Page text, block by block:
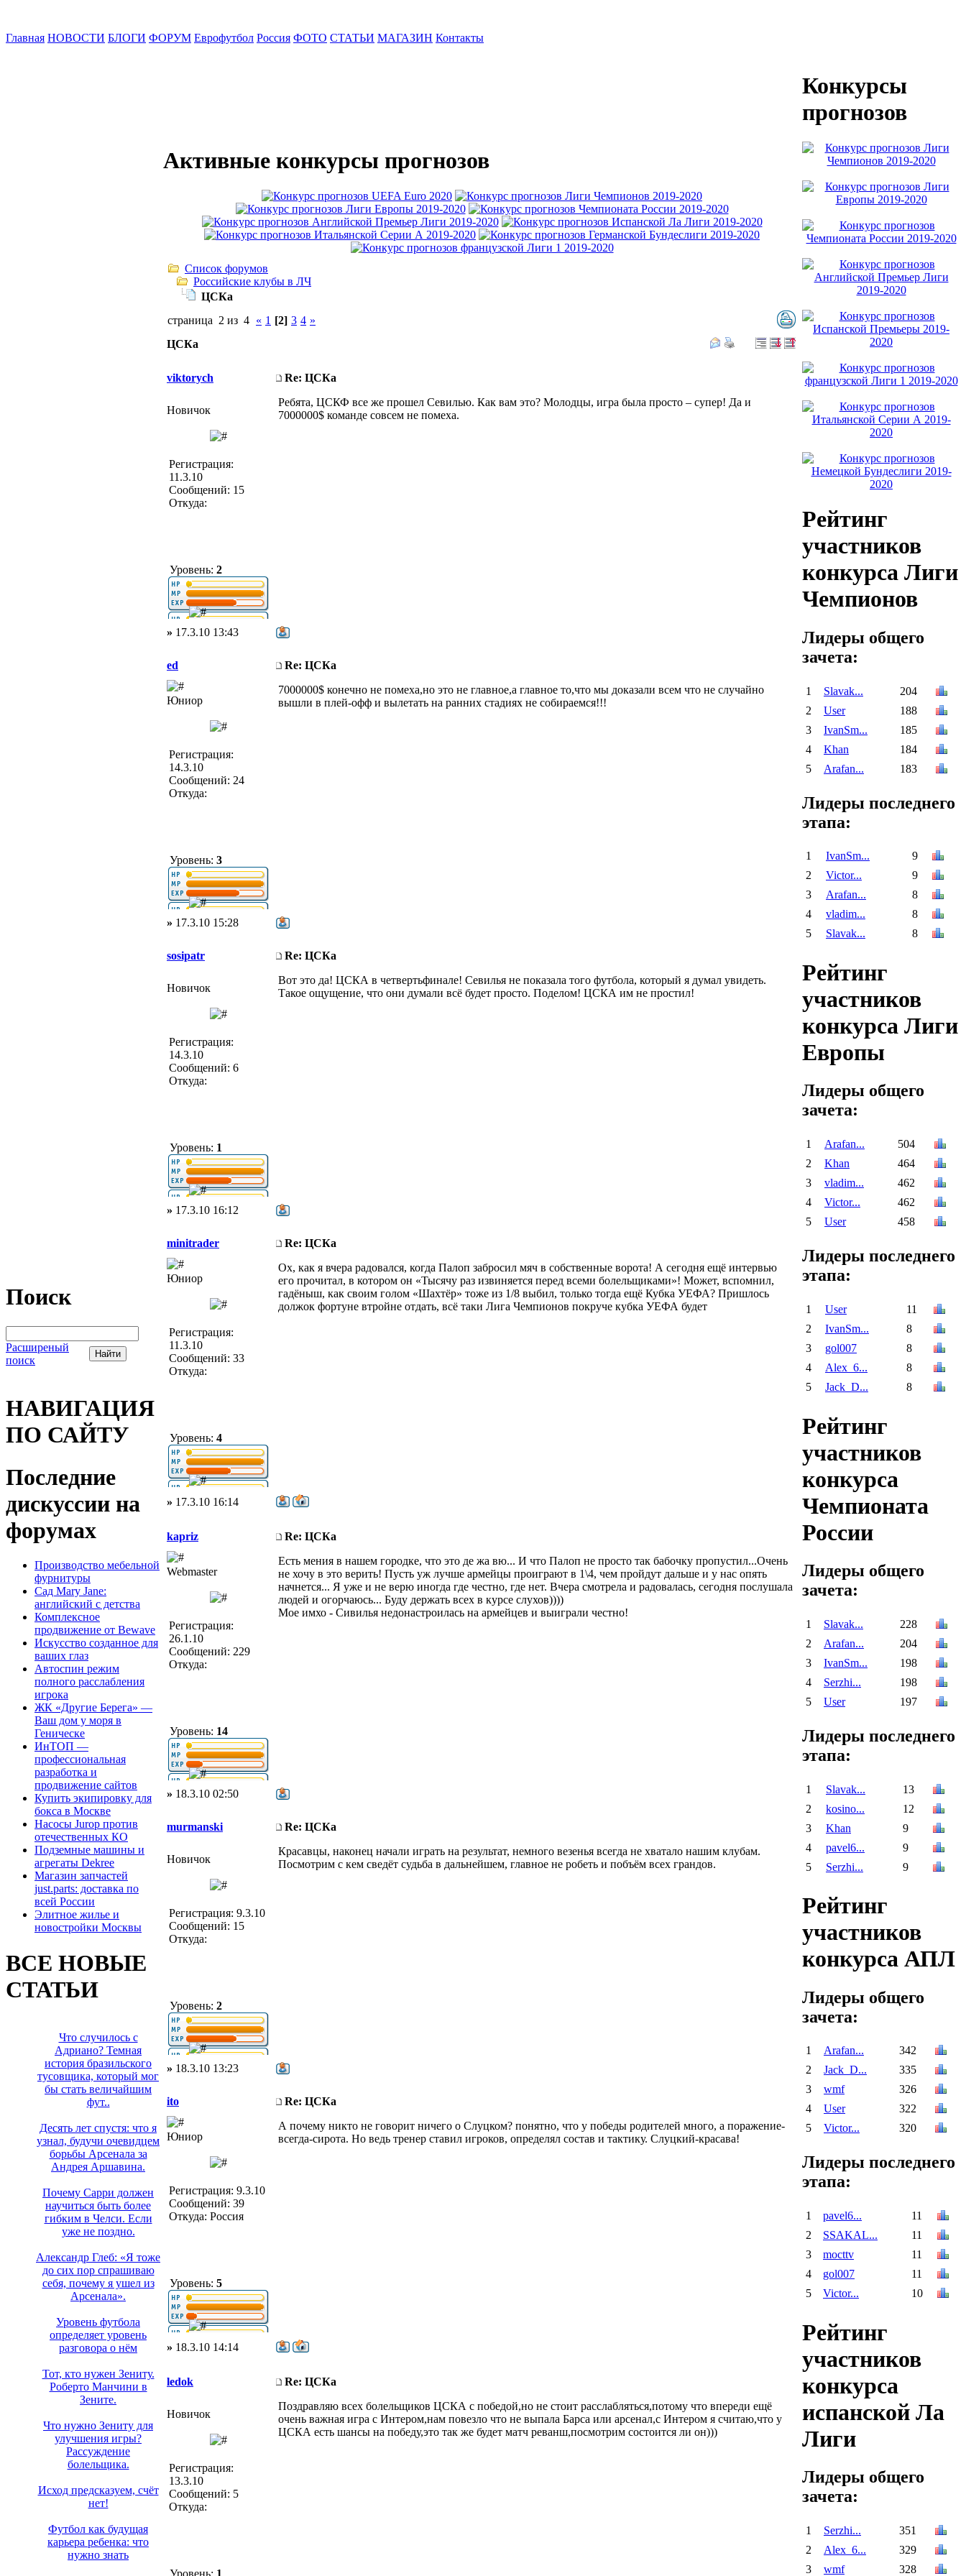
Главная НОВОСТИ БЛОГИ ФОРУМ Еврофутбол Россия ФОТО СТАТЬИ МАГАЗИН Контакты
Поиск
Расширеный
поиск
НАВИГАЦИЯ
ПО САЙТУ
Последние
дискуссии на
форумах
Производство мебельной
фурнитуры
Сад Mary Jane:
английский с детства
Комплексное
продвижение от Bewave
Искусство созданное для
ваших глаз
Автоспин режим
полного расслабления
игрока
ЖК «Другие Берега» —
Ваш дом у моря в
Геническе
ИнТОП —
профессиональная
разработка и
продвижение сайтов
Купить экипировку для
бокса в Москве
Насосы Jurop против
отечественных КО
Подземные машины и
агрегаты Dekree
Магазин запчастей
just.parts: доставка по
всей России
Элитное жилье и
новостройки Москвы
ВСЕ НОВЫЕ
СТАТЬИ
Что случилось с
Адриано? Темная
история бразильского
тусовщика, который мог
бы стать величайшим
фут..
Десять лет спустя: что я
узнал, будучи очевидцем
борьбы Арсенала за
Андрея Аршавина.
Почему Сарри должен
научиться быть более
гибким в Челси. Если
уже не поздно.
Александр Глеб: «Я тоже
до сих пор спрашиваю
себя, почему я ушел из
Арсенала».
Уровень футбола
определяет уровень
разговора о нём
Тот, кто нужен Зениту.
Роберто Манчини в
Зените.
Что нужно Зениту для
улучшения игры?
Рассуждение
болельщика.
Исход предсказуем, счёт
нет!
Футбол как будущая
карьера ребенка: что
нужно знать
Активные конкурсы прогнозов
Список форумов
Российские клубы в ЛЧ
ЦСКа
страница 2 из 4 « 1 [2] 3 4 »
ЦСКа
viktorych Re: ЦСКа
Новичок
Регистрация:
11.3.10
Сообщений: 15
Откуда:
Уровень: 2
Ребята, ЦСКФ все же прошел Севилью. Как вам это? Молодцы, игра была просто – супер! Да и
7000000$ команде совсем не помеха.
» 17.3.10 13:43
ed Re: ЦСКа
Юниор
Регистрация:
14.3.10
Сообщений: 24
Откуда:
Уровень: 3
7000000$ конечно не помеха,но это не главное,а главное то,что мы доказали всем что не случайно
вышли в плей-офф и вылетать на ранних стадиях не собираемся!!!
» 17.3.10 15:28
sosipatr Re: ЦСКа
Новичок
Регистрация:
14.3.10
Сообщений: 6
Откуда:
Уровень: 1
Вот это да! ЦСКА в четвертьфинале! Севилья не показала того футбола, который я думал увидеть.
Такое ощущение, что они думали всё будет просто. Поделом! ЦСКА им не простил!
» 17.3.10 16:12
minitrader Re: ЦСКа
Юниор
Регистрация:
11.3.10
Сообщений: 33
Откуда:
Уровень: 4
Ох, как я вчера радовался, когда Палоп забросил мяч в собственные ворота! А сегодня ещё интервью
его прочитал, в котором он «Тысячу раз извиняется перед всеми болельщиками»! Может, вспомнил,
гадёныш, как своим голом «Шахтёр» тоже из 1/8 выбил, только тогда ещё Кубка УЕФА? Пришлось
должок фортуне втройне отдать, всё таки Лига Чемпионов покруче кубка УЕФА будет
» 17.3.10 16:14
kapriz Re: ЦСКа
Webmaster
Регистрация:
26.1.10
Сообщений: 229
Откуда:
Уровень: 14
Есть мения в нашем городке, что это де жа вю... И что Палоп не просто так бабочку пропустил...Очень
не хочу в это верить! Пусть уж лучше армейцы проиграют в 1\4, чем пройдут дальше и у нас опять
начнется... Я уже и не верю иногда где честно, где нет. Вчера смотрела и радовалась, сегодня послушала
людей и огорчаюсь... Буду держать всех в курсе слухов))))
Мое имхо - Сивилья недонастроилась на армейцев и выиграли честно!
» 18.3.10 02:50
murmanski Re: ЦСКа
Новичок
Регистрация: 9.3.10
Сообщений: 15
Откуда:
Уровень: 2
Красавцы, наконец начали играть на результат, немного везенья всегда не хватало нашим клубам.
Посмотрим с кем сведёт судьба в дальнейшем, главное не робеть и побъём всех грандов.
» 18.3.10 13:23
ito Re: ЦСКа
Юниор
Регистрация: 9.3.10
Сообщений: 39
Откуда: Россия
Уровень: 5
А почему никто не говорит ничего о Слуцком? понятно, что у победы родителей много, а поражение-
всегда-сирота. Но ведь тренер ставил игроков, определял состав и тактику. Слуцкий-красава!
» 18.3.10 14:14
ledok Re: ЦСКа
Новичок
Регистрация:
13.3.10
Сообщений: 5
Откуда:
Уровень: 1
Поздравляю всех болельщиков ЦСКА с победой,но не стоит расслабляться,потому что впереди ещё
очень важная игра с Интером,нам повезло что не выпала Барса или арсенал,с Интером я считаю,что у
ЦСКА есть шансы на победу,это так же будет матч реванш,посмотрим состоится ли он)))
Конкурсы
прогнозов
Рейтинг
участников
конкурса Лиги
Чемпионов
Лидеры общего
зачета:
1 Slavak...
204
2
User
188
3
IvanSm...
185
4
Khan
184
5
Arafan... 183
Лидеры последнего
этапа:
1 IvanSm...
9
2
Victor...
9
3
Arafan...
8
4
vladim...
8
5
Slavak... 8
Рейтинг
участников
конкурса Лиги
Европы
Лидеры общего
зачета:
1 Arafan...
504
2
Khan
464
3
vladim...
462
4
Victor...
462
5
User 458
Лидеры последнего
этапа:
1 User
11
2
IvanSm...
8
3
gol007
8
4
Alex_6...
8
5
Jack_D... 8
Рейтинг
участников
конкурса
Чемпионата
России
Лидеры общего
зачета:
1 Slavak...
228
2
Arafan...
204
3
IvanSm...
198
4
Serzhi...
198
5
User 197
Лидеры последнего
этапа:
1 Slavak...
13
2
kosino...
12
3
Khan
9
4
pavel6...
9
5
Serzhi... 9
Рейтинг
участников
конкурса АПЛ
Лидеры общего
зачета:
1 Arafan...
342
2
Jack_D...
335
3
wmf
326
4
User
322
5
Victor... 320
Лидеры последнего
этапа:
1 pavel6...
11
2
SSAKAL...
11
3
mocttv
11
4
gol007
11
5
Victor... 10
Рейтинг
участников
конкурса
испанской Ла
Лиги
Лидеры общего
зачета:
1 Serzhi...
351
2
Alex_6...
329
3
wmf 328